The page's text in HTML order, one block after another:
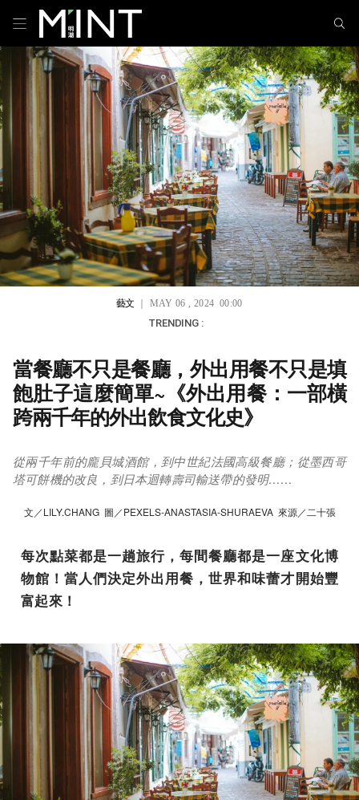
藝文 ｜ MAY 06 , 2024 00:00
TRENDING :
當餐廳不只是餐廳，外出用餐不只是填
飽肚子這麼簡單~《外出用餐：一部橫
跨兩千年的外出飲食文化史》
從兩千年前的龐貝城酒館，到中世紀法國高級餐廳；從墨西哥
塔可餅機的改良，到日本迴轉壽司輸送帶的發明……
文／LILY.CHANG 圖／PEXELS-ANASTASIA-SHURAEVA 來源／二十張
每次點菜都是一趟旅行，每間餐廳都是一座文化博
物館！當人們決定外出用餐，世界和味蕾才開始豐
富起來！